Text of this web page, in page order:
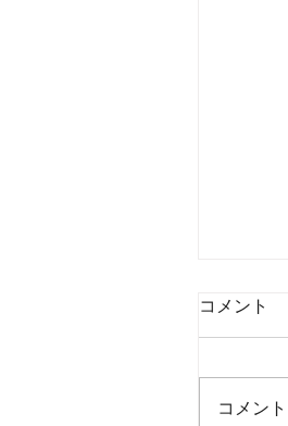
水分摂
コメント
コメン